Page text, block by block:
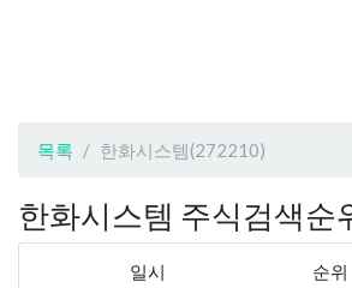
목록 한화시스템(272210)
한화시스템 주식검색순
일시 순위